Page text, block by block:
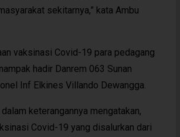
sekitarnya,” kata Ambu
vaksinasi Covid-19 para pedagang
hadir Danrem 063 Sunan
Inf Elkines Villando Dewangga.
keterangannya mengatakan,
Covid-19 yang disalurkan dari